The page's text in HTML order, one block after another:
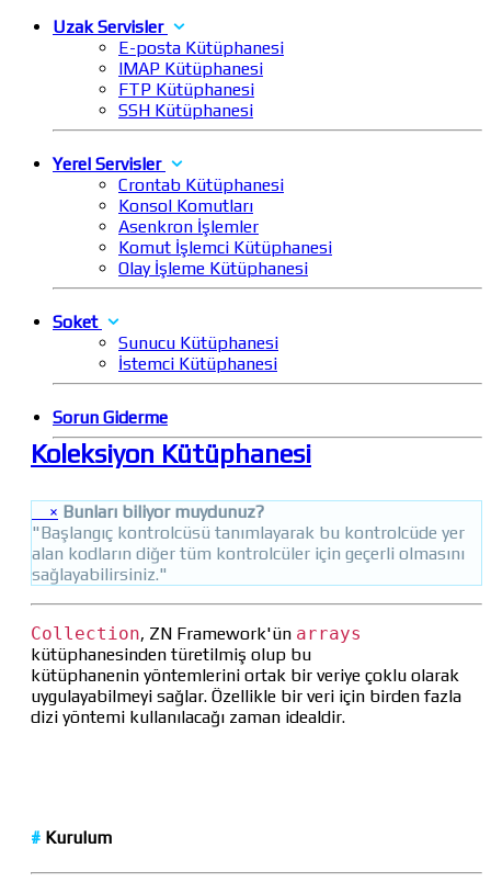
Uzak Servisler
E-posta Kütüphanesi
IMAP Kütüphanesi
FTP Kütüphanesi
SSH Kütüphanesi
Yerel Servisler
Crontab Kütüphanesi
Konsol Komutları
Asenkron İşlemler
Komut İşlemci Kütüphanesi
Olay İşleme Kütüphanesi
Soket
Sunucu Kütüphanesi
İstemci Kütüphanesi
Sorun Giderme
Koleksiyon Kütüphanesi
× Bunları biliyor muydunuz?
"Başlangıç kontrolcüsü tanımlayarak bu kontrolcüde yer
alan kodların diğer tüm kontrolcüler için geçerli olmasını
sağlayabilirsiniz."
Collection, ZN Framework'ün arrays
kütüphanesinden türetilmiş olup bu
kütüphanenin yöntemlerini ortak bir veriye çoklu olarak
uygulayabilmeyi sağlar. Özellikle bir veri için birden fazla
dizi yöntemi kullanılacağı zaman idealdir.
# Kurulum